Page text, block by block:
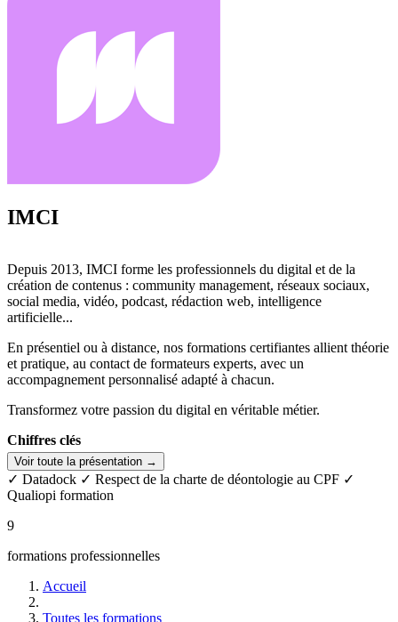
IMCI
Depuis 2013, IMCI forme les professionnels du digital et de la
création de contenus : community management, réseaux sociaux,
social media, vidéo, podcast, rédaction web, intelligence
artificielle...
En présentiel ou à distance, nos formations certifiantes allient théorie
et pratique, au contact de formateurs experts, avec un
accompagnement personnalisé adapté à chacun.
Transformez votre passion du digital en véritable métier.
Chiffres clés
12 ans d’expérience (et de passion !)
+800 certifiés
+50 formateurs experts
Témoignages & Avis
« Fraîchement diplômée de l’IMCI ce jour! Je suis très
reconnaissante pour ces 8 mois intenses de formation! Si riches en
apprentissage, en acquisition de compétences, entraînement, cours,
Voir toute la présentation →
✓ Datadock ✓ Respect de la charte de déontologie au CPF ✓
Qualiopi formation
9
formations professionnelles
Accueil
Toutes les formations